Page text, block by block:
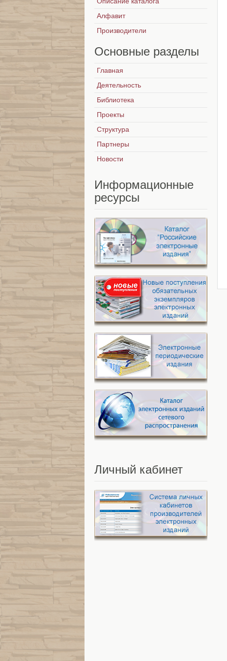
Алфавит
Производители
Основные разделы
Главная
Деятельность
Библиотека
Проекты
Структура
Партнеры
Новости
Информационные
ресурсы
Личный кабинет